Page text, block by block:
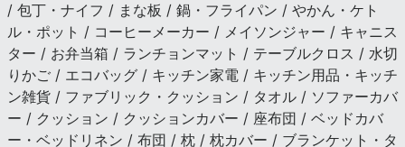
/ 包丁・ナイフ / まな板 / 鍋・フライパン / やかん・ケト
ル・ポット / コーヒーメーカー / メイソンジャー / キャニス
ター / お弁当箱 / ランチョンマット / テーブルクロス / 水切
りかご / エコバッグ / キッチン家電 / キッチン用品・キッチ
ン雑貨 / ファブリック・クッション / タオル / ソファーカバ
ー / クッション / クッションカバー / 座布団 / ベッドカバ
ー・ベッドリネン / 布団 / 枕 / 枕カバー / ブランケット・タ